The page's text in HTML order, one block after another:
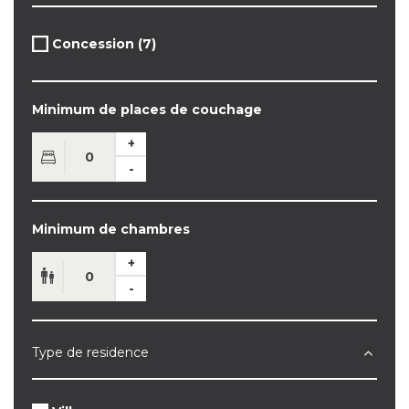
Apply
Concession (7)
filter
Minimum de places de couchage
Minimum de chambres
Type de residence